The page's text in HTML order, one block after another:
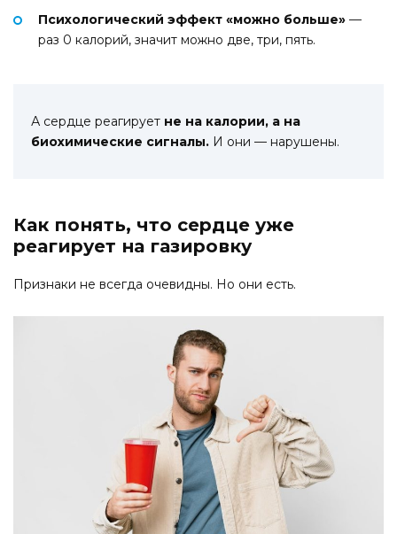
Психологический эффект «можно больше» —
раз 0 калорий, значит можно две, три, пять.
А сердце реагирует не на калории, а на
биохимические сигналы. И они — нарушены.
Как понять, что сердце уже
реагирует на газировку
Признаки не всегда очевидны. Но они есть.